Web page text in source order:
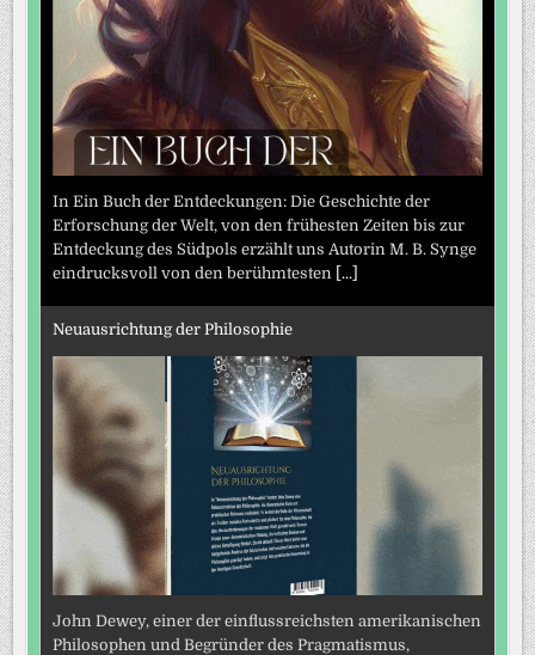
In Ein Buch der Entdeckungen: Die Geschichte der
Erforschung der Welt, von den frühesten Zeiten bis zur
Entdeckung des Südpols erzählt uns Autorin M. B. Synge
eindrucksvoll von den berühmtesten [...]
Neuausrichtung der Philosophie
John Dewey, einer der einflussreichsten amerikanischen
Philosophen und Begründer des Pragmatismus,